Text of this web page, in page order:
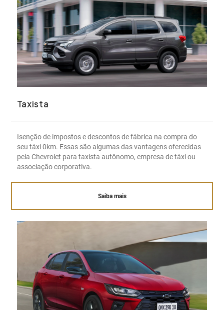
Taxista
Isenção de impostos e descontos de fábrica na compra do
seu táxi 0km. Essas são algumas das vantagens oferecidas
pela Chevrolet para taxista autônomo, empresa de táxi ou
associação corporativa.
Saiba mais